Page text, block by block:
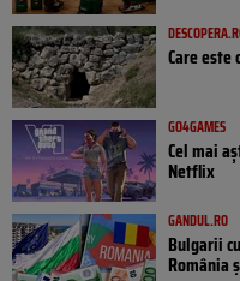
Care este
GO4GAMES
Cel mai
Netflix
GANDUL.RO
Bulgarii
România